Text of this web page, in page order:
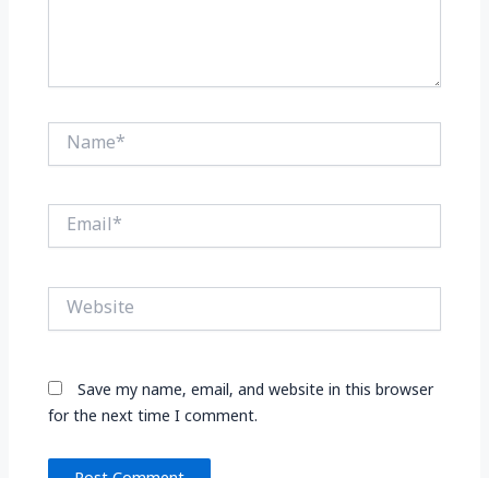
Name*
Email*
Website
Save my name, email, and website in this browser
for the next time I comment.